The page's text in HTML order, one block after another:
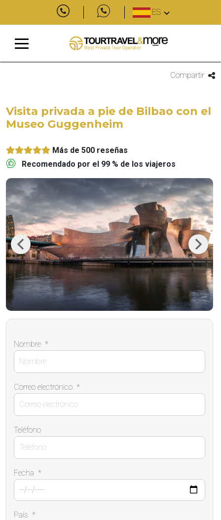
ES
Compartir
Visita privada a pie de Bilbao con el
Museo Guggenheim
Más de 500 reseñas
Recomendado por el 99 % de los viajeros
Previous Next
Nombre *
Correo electrónico *
Teléfono
Fecha *
País *